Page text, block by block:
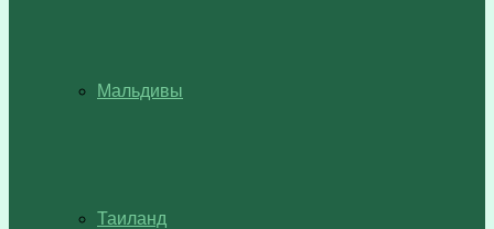
Мальдивы
Таиланд